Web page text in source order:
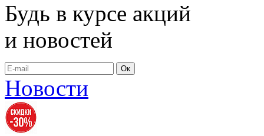
Будь в курсе акций
и новостей
Ок
Новости